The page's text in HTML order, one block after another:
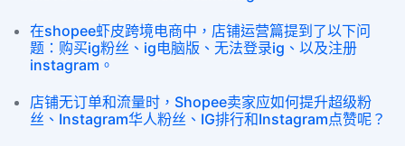
在shopee虾皮跨境电商中，店铺运营篇提到了以下问
题：购买ig粉丝、ig电脑版、无法登录ig、以及注册
instagram。
店铺无订单和流量时，Shopee卖家应如何提升超级粉
丝、Instagram华人粉丝、IG排行和Instagram点赞呢？